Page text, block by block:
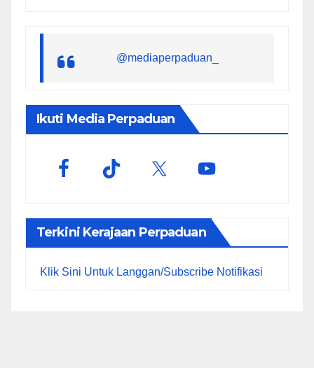
@mediaperpaduan_
Ikuti Media Perpaduan
Terkini Kerajaan Perpaduan
Klik Sini Untuk Langgan/Subscribe Notifikasi